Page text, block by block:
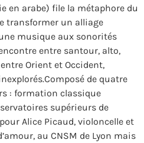
en arabe) file la métaphore du
transformer un alliage
musique aux sonorités
entre santour, alto,
Orient et Occident,
de quatre
: formation classique
supérieurs de
Alice Picaud, violoncelle et
au CNSM de Lyon mais